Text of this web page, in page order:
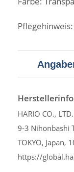
HARIO CO., LTD.
9-3 Nihonbashi
TOKYO, Japan,
https://